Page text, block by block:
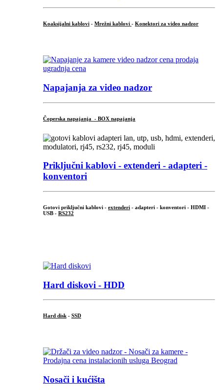
Koaksijalni kablovi - Mrežni kablovi - Konektori za video nadzor
Napajanja za video nadzor
Čoperska napajanja - BOX napajanja
Priključni kablovi - extenderi - adapteri -
konventori
Gotovi priključni kablovi - extenderi - adapteri - konventori - HDMI -
USB - RS232
Hard diskovi - HDD
Hard disk - SSD
Nosači i kućišta